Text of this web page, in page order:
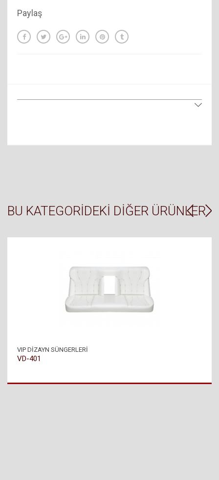
Paylaş
BU KATEGORIDEKI DIĞER ÜRÜNLER
VIP DİZAYN SÜNGERLERİ
VD-401